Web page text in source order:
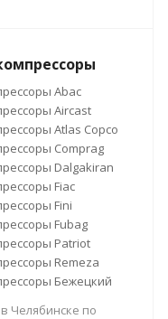
Abac
Aircast
Atlas Copco
Comprag
Dalgakiran
Fiac
Fini
Fubag
Patriot
Remeza
Бежецкий
Челябинске по